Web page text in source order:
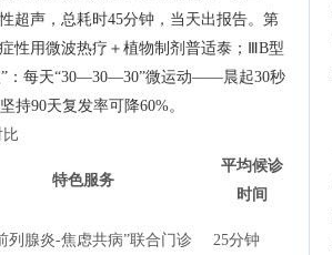
超声，总耗时45分钟，当天出报告。第
性用微波热疗＋植物制剂普适泰；ⅢB型
”：每天“30—30—30”微运动——晨起30秒
持90天复发率可降60%。
特色服务
平均候诊
时间
列腺炎-焦虑共病”联合门诊 25分钟